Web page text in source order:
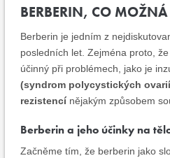
BERBERIN, CO MOŽNÁ
Berberin je jedním z
posledních let. Zejména proto,
účinný při problémech, jako je
(syndrom polycystických
rezistencínějakým způsobem
Berberin a jeho účinky na
Začněme tím, že berberin jako